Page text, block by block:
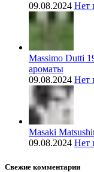
09.08.2024 Нет
Massimo Dutti
ароматы
09.08.2024 Нет
Masaki
09.08.2024 Нет
Свежие комментарии